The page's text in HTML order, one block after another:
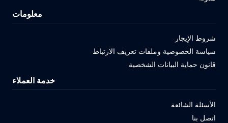
معلومات
شروط الإيجار
سياسة الخصوصية وملفات تعريف الارتباط
قانون حماية البيانات الشخصية
خدمة العملاء
الأسئلة الشائعة
اتصل بنا